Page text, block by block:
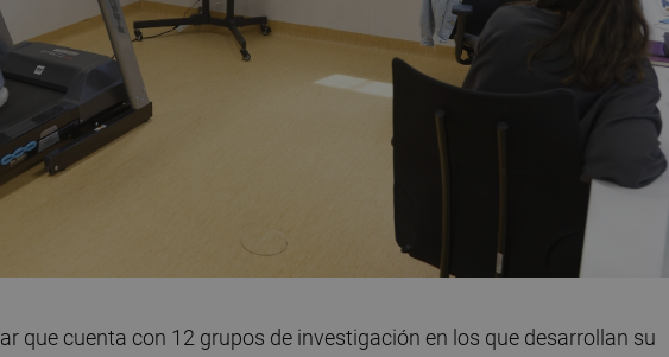
que cuenta con 12 grupos de investigación en los que desarrollan su